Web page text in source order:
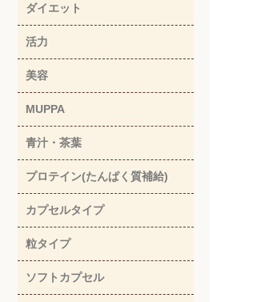
ダイエット
活力
美容
MUPPA
青汁・茶葉
プロテイン(たんぱく質補給)
カプセルタイプ
粒タイプ
ソフトカプセル